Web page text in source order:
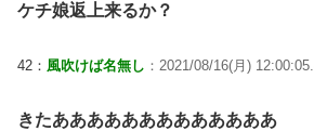
ケチ娘返上来るか？
42： 風吹けば名無し ：2021/08/16(月)
きたあああああああああああああ